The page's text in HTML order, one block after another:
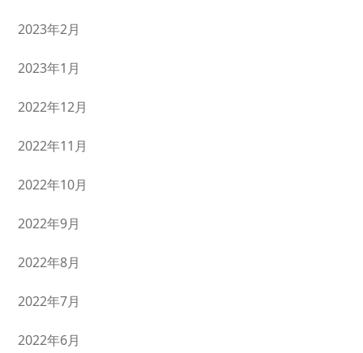
2023年2月
2023年1月
2022年12月
2022年11月
2022年10月
2022年9月
2022年8月
2022年7月
2022年6月